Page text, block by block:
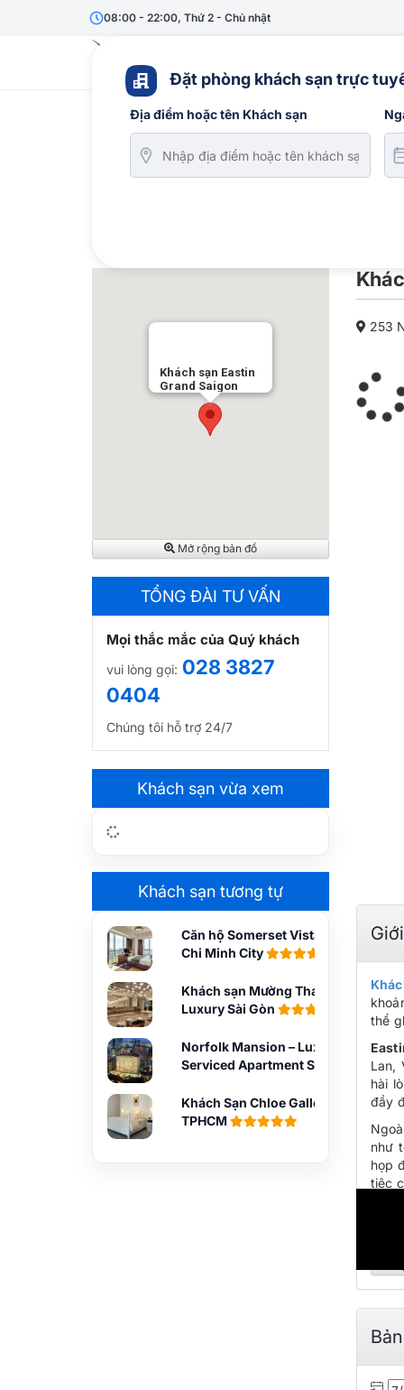
08:00 - 22:00, Thứ 2 - Chủ nhật
Đặt phòng khách sạn trực
Địa điểm hoặc tên Khách sạn
Khách sạn Eastin
Grand Saigon
Mở rộng bản đồ
TỔNG ĐÀI TƯ VẤN
Mọi thắc mắc của Quý khách
vui lòng gọi: 028 3827
0404
Chúng tôi hỗ trợ 24/7
Khách sạn vừa xem
Khách sạn tương tự
Căn hộ Somerset Vista Ho
Chi Minh City
Khách sạn Mường Thanh
Luxury Sài Gòn
Norfolk Mansion – Luxury
Serviced Apartment Sài
Khách Sạn Chloe Gallery –
TPHCM
253
thể
Lan,
hài
đầy
như
họp
tiệc